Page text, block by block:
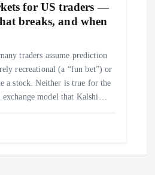
for US traders —
breaks, and when
traders assume prediction
recreational (a “fun bet”) or
a stock. Neither is true for the
exchange model that Kalshi…